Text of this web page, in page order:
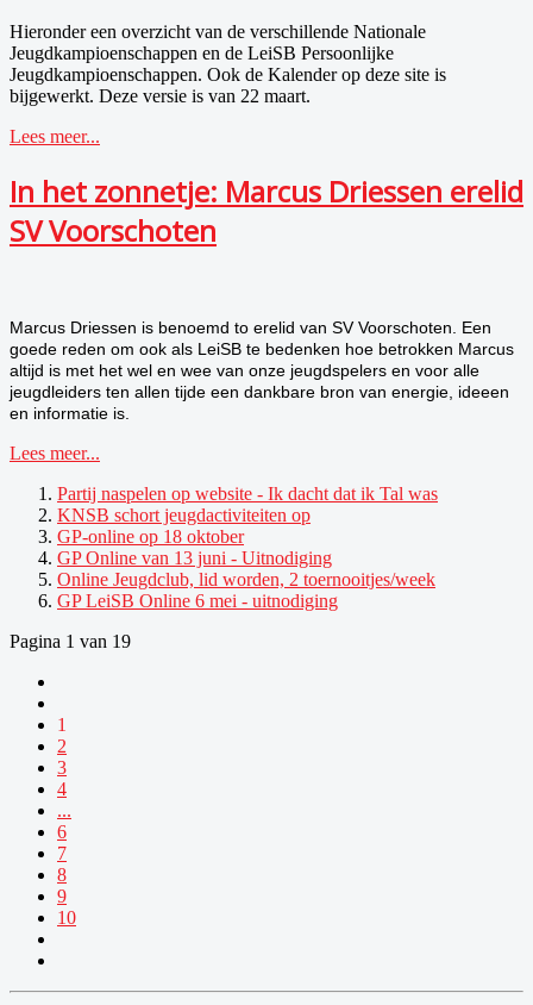
Hieronder een overzicht van de verschillende Nationale
Jeugdkampioenschappen en de LeiSB Persoonlijke
Jeugdkampioenschappen. Ook de Kalender op deze site is
bijgewerkt. Deze versie is van 22 maart.
Lees meer...
In het zonnetje: Marcus Driessen erelid
SV Voorschoten
Marcus Driessen is benoemd to erelid van SV Voorschoten. Een
goede reden om ook als LeiSB te bedenken hoe betrokken Marcus
altijd is met het wel en wee van onze jeugdspelers en voor alle
jeugdleiders ten allen tijde een dankbare bron van energie, ideeen
en informatie is.
Lees meer...
Partij naspelen op website - Ik dacht dat ik Tal was
KNSB schort jeugdactiviteiten op
GP-online op 18 oktober
GP Online van 13 juni - Uitnodiging
Online Jeugdclub, lid worden, 2 toernooitjes/week
GP LeiSB Online 6 mei - uitnodiging
Pagina 1 van 19
1
2
3
4
...
6
7
8
9
10